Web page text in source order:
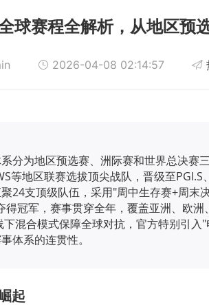
球赛程全解析，从地区预
2026-04-08 02:14:57
分为地区预选赛、洲际赛和世界总决赛
等地区联赛选拔顶尖战队，晋级至PGI.S
24支顶级队伍，采用"周中生存赛+周末
得冠军，赛事贯穿全年，覆盖亚洲、欧
混合模式保障全球对抗，官方特别引入
体系的连贯性。
起